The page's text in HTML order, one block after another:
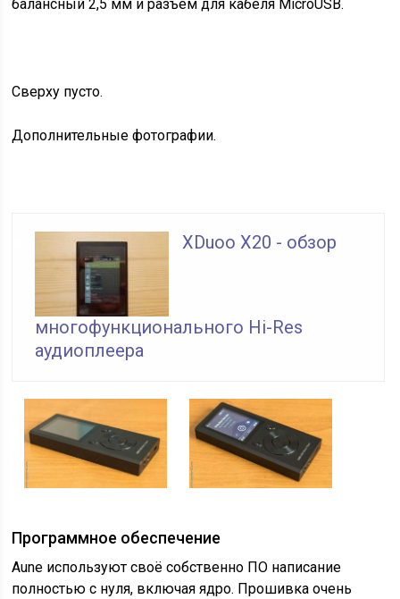
балансный 2,5 мм и разъём для кабеля MicroUSB.
Сверху пусто.
Дополнительные фотографии.
XDuoo X20 - обзор
многофункционального Hi-Res
аудиоплеера
Программное обеспечение
Aune используют своё собственно ПО написание
полностью с нуля, включая ядро. Прошивка очень